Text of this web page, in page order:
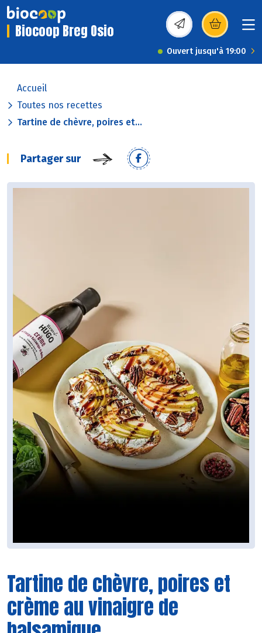
Biocoop Breg Osio (s’ouvre dans une
Ouvert jusqu'à 19:00
Accueil
Toutes nos recettes
Tartine de chèvre, poires et...
Partager sur
Tartine de chèvre, poires et
crème au vinaigre de